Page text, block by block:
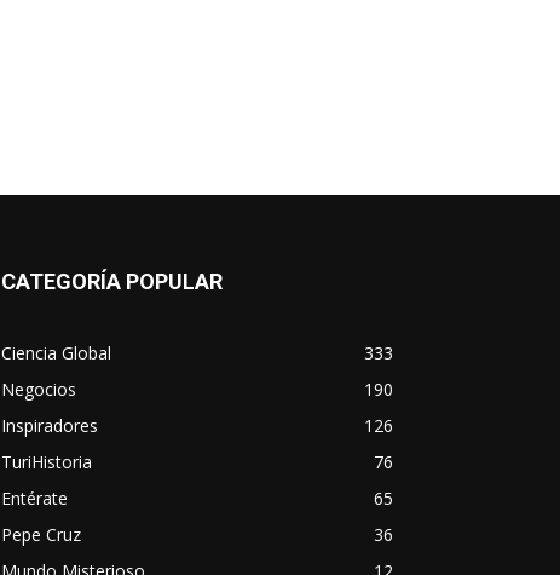
CATEGORÍA POPULAR
Ciencia Global
333
Negocios
190
Inspiradores
126
TuriHistoria
76
Entérate
65
Pepe Cruz
36